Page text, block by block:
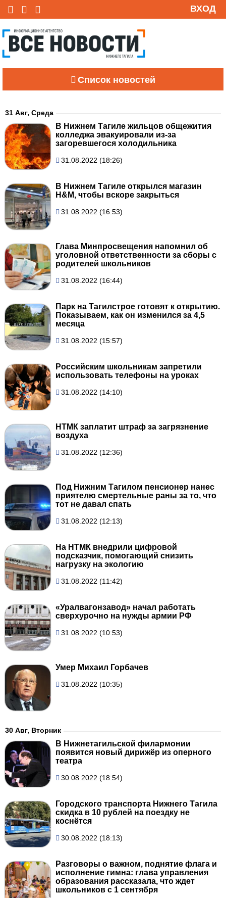
ВХОД
Список новостей
31 Авг, Среда
В Нижнем Тагиле жильцов общежития
колледжа эвакуировали из-за
загоревшегося холодильника
31.08.2022 (18:26)
В Нижнем Тагиле открылся магазин
H&M, чтобы вскоре закрыться
31.08.2022 (16:53)
Глава Минпросвещения напомнил об
уголовной ответственности за сборы с
родителей школьников
31.08.2022 (16:44)
Парк на Тагилстрое готовят к открытию.
Показываем, как он изменился за 4,5
месяца
31.08.2022 (15:57)
Российским школьникам запретили
использовать телефоны на уроках
31.08.2022 (14:10)
НТМК заплатит штраф за загрязнение
воздуха
31.08.2022 (12:36)
Под Нижним Тагилом пенсионер нанес
приятелю смертельные раны за то, что
тот не давал спать
31.08.2022 (12:13)
На НТМК внедрили цифровой
подсказчик, помогающий снизить
нагрузку на экологию
31.08.2022 (11:42)
«Уралвагонзавод» начал работать
сверхурочно на нужды армии РФ
31.08.2022 (10:53)
Умер Михаил Горбачев
31.08.2022 (10:35)
30 Авг, Вторник
В Нижнетагильской филармонии
появится новый дирижёр из оперного
театра
30.08.2022 (18:54)
Городского транспорта Нижнего Тагила
скидка в 10 рублей на поездку не
коснётся
30.08.2022 (18:13)
Разговоры о важном, поднятие флага и
исполнение гимна: глава управления
образования рассказала, что ждет
школьников с 1 сентября